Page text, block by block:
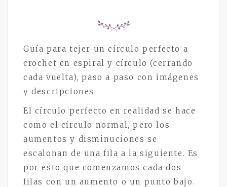
Guía para tejer un círculo perfecto a
crochet en espiral y círculo (cerrando
cada vuelta), paso a paso con imágenes
y descripciones.
El círculo perfecto en realidad se hace
como el círculo normal, pero los
aumentos y disminuciones se
escalonan de una fila a la siguiente. Es
por esto que comenzamos cada dos
filas con un aumento o un punto bajo.